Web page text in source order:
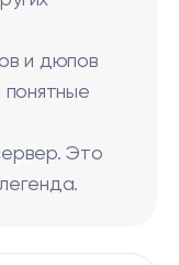
и дюпов
Это